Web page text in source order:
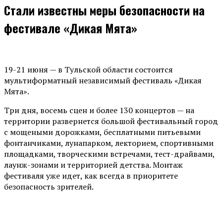
Стали известны меры безопасности на
фестивале «Дикая Мята»
19-21 июня — в Тульской области состоится
мультиформатный независимый фестиваль «Дикая
Мята».
Три дня, восемь сцен и более 130 концертов — на
территории развернется большой фестивальный город
с мощеными дорожками, бесплатными питьевыми
фонтанчиками, лунапарком, лекторием, спортивными
площадками, творческими встречами, тест-драйвами,
лаунж-зонами и территорией детства. Монтаж
фестиваля уже идет, как всегда в приоритете
безопасность зрителей.